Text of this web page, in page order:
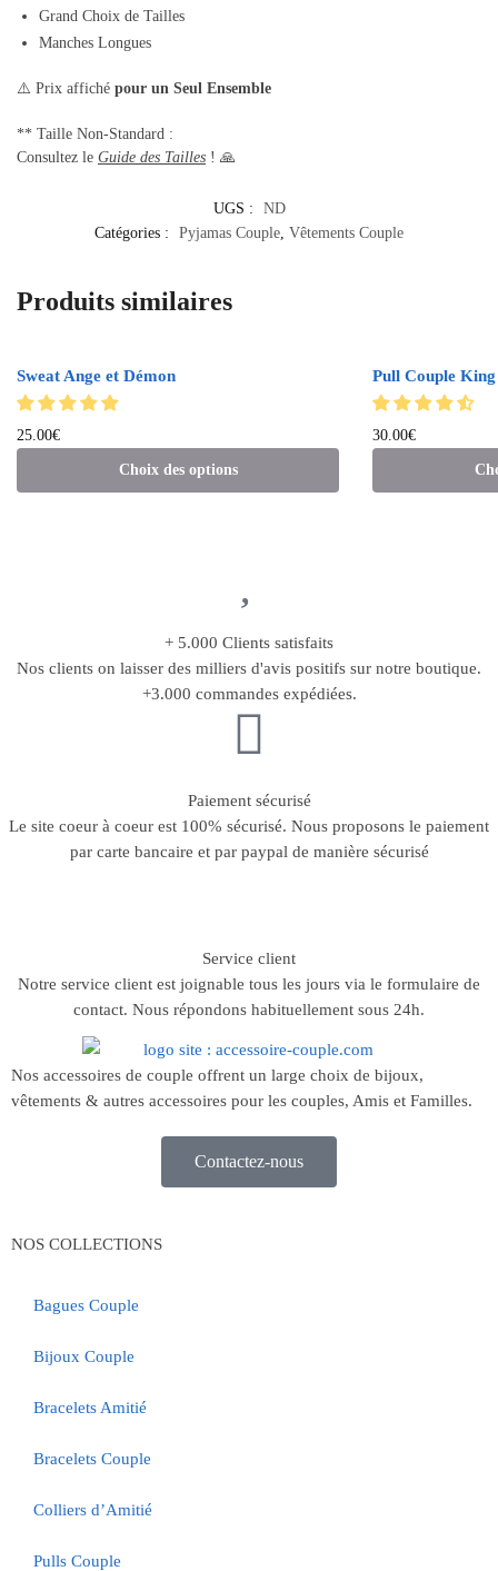
Grand Choix de Tailles
Manches Longues
⚠️ Prix affiché pour un Seul Ensemble
** Taille Non-Standard :
Consultez le Guide des Tailles ! 🙏
UGS :
ND
Catégories :
Pyjamas Couple Vêtements Couple
Produits similaires
Sweat Ange et Démon
25.00€
Choix des options
Pull Couple King
30.00€
+ 5.000 Clients satisfaits
Nos clients on laisser des milliers d'avis positifs sur notre boutique.
+3.000 commandes expédiées.
Paiement sécurisé
Le site coeur à coeur est 100% sécurisé. Nous proposons le paiement
par carte bancaire et par paypal de manière sécurisé
Service client
Notre service client est joignable tous les jours via le formulaire de
contact. Nous répondons habituellement sous 24h.
Nos accessoires de couple offrent un large choix de bijoux,
vêtements & autres accessoires pour les couples, Amis et Familles.
Contactez-nous
NOS COLLECTIONS
Bagues Couple
Bijoux Couple
Bracelets Amitié
Bracelets Couple
Colliers d’Amitié
Pulls Couple